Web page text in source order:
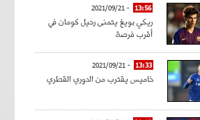
13:56
- 2021/09/21
ريكي بويغ يتمنى رحيل كومان في
أقرب فرصة
13:33
- 2021/09/21
خاميس يقترب من الدوري القطري